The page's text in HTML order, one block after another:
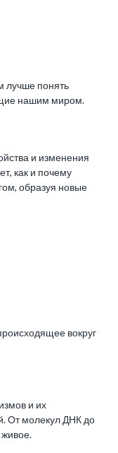
лучше понять
нашим миром.
и изменения
как и почему
образуя новые
вокруг
и их
От молекул ДНК до